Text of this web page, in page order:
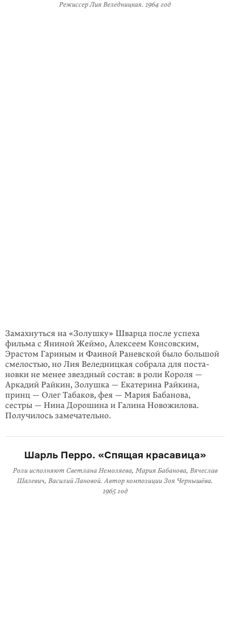
Режиссер Лия Веледницкая. 1964 год
Замахнуться на «Золушку» Шварца после успеха
фильма с Яниной Жеймо, Алексеем Консовским,
Эрастом Гариным и Фаиной Раневской было большой
смелостью, но Лия Веледницкая собрала для поста­
новки не менее звездный состав: в роли Короля —
Аркадий Райкин, Золушка — Екатерина Райкина,
принц — Олег Табаков, фея — Мария Бабанова,
сестры — Нина Дорошина и Галина Новожилова.
Получилось замечательно.
Шарль Перро. «Спящая красавица»
Роли исполняют Светлана Немоляева, Мария Бабанова, Вячеслав
Шалевич, Василий Лановой. Автор композиции Зоя Чернышёва.
1965 год